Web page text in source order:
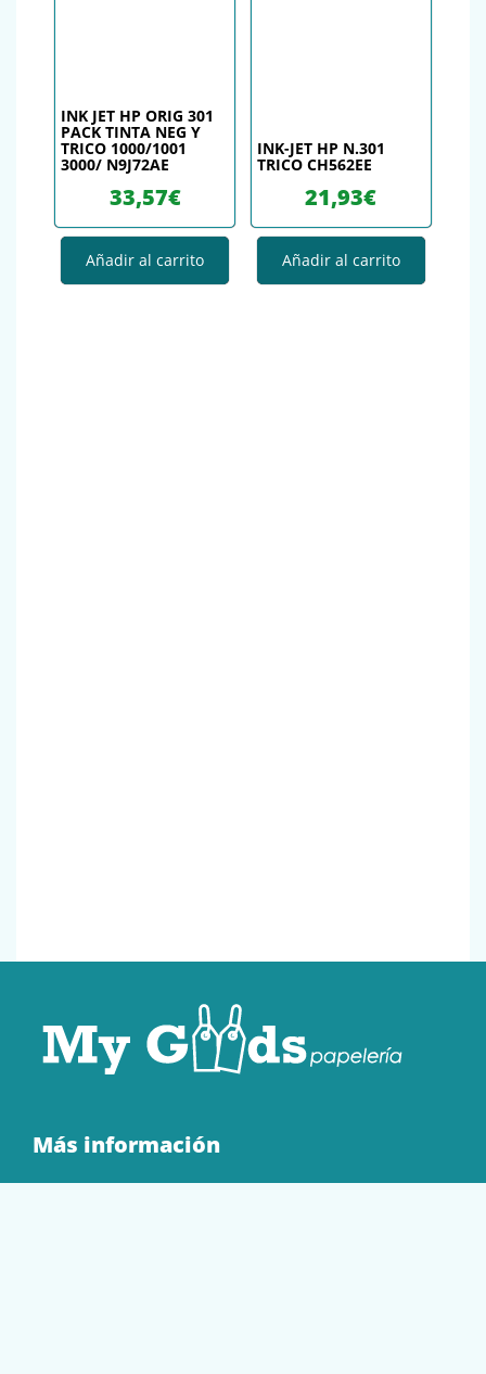
INK JET HP ORIG 301
PACK TINTA NEG Y
TRICO 1000/1001
3000/ N9J72AE
33,57€
Añadir al carrito
INK-JET HP N.301
TRICO CH562EE
21,93€
Añadir al carrito
Más información